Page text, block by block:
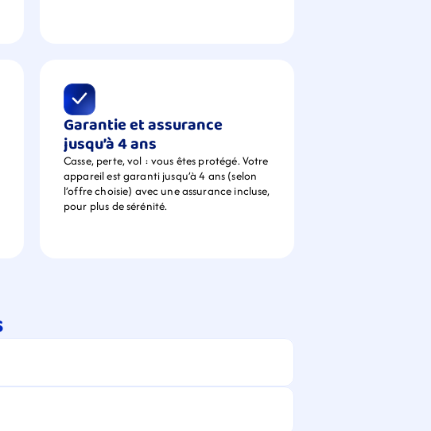
Garantie et assurance
jusqu’à 4 ans
Casse, perte, vol : vous êtes protégé. Votre
appareil est garanti jusqu’à 4 ans (selon
l’offre choisie) avec une assurance incluse,
pour plus de sérénité.